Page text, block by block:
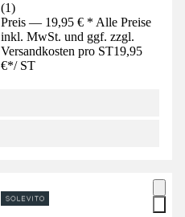
(1)
Preis — 19,95 € * Alle Preise
inkl. MwSt. und ggf. zzgl.
Versandkosten pro ST19,95
€*/ ST